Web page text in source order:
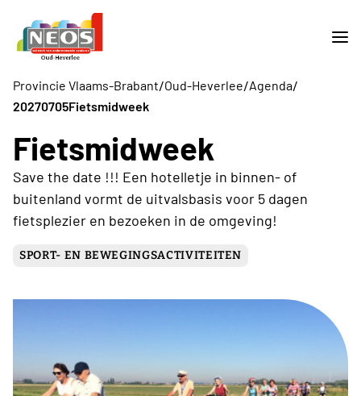
Provincie Vlaams-Brabant/Oud-Heverlee/Agenda/
20270705Fietsmidweek
Fietsmidweek
Save the date !!! Een hotelletje in binnen- of
buitenland vormt de uitvalsbasis voor 5 dagen
fietsplezier en bezoeken in de omgeving!
SPORT- EN BEWEGINGSACTIVITEITEN